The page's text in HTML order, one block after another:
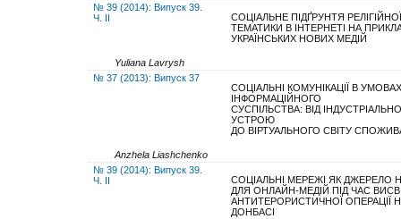
№ 39 (2014): Випуск 39.
Ч. ІІ
СОЦІАЛЬНЕ ПІДҐРУНТЯ РЕЛІГІЙНОЇ
ТЕМАТИКИ В ІНТЕРНЕТІ НА
УКРАЇНСЬКИХ НОВИХ МЕДІЙ
Yuliana Lavrysh
№ 37 (2013): Випуск 37
СОЦІАЛЬНІ КОМУНІКАЦІЇ В УМОВАХ
ІНФОРМАЦІЙНОГО
СУСПІЛЬСТВА: ВІД
УСТРОЮ
ДО ВІРТУАЛЬНОГО СВІТУ
Anzhela Liashchenko
№ 39 (2014): Випуск 39.
Ч. ІІ
СОЦІАЛЬНІ МЕРЕЖІ ЯК ДЖЕРЕЛО
ДЛЯ ОНЛАЙН-МЕДІЙ ПІД ЧАС
АНТИТЕРОРИСТИЧНОЇ ОПЕРАЦІЇ
ДОНБАСІ